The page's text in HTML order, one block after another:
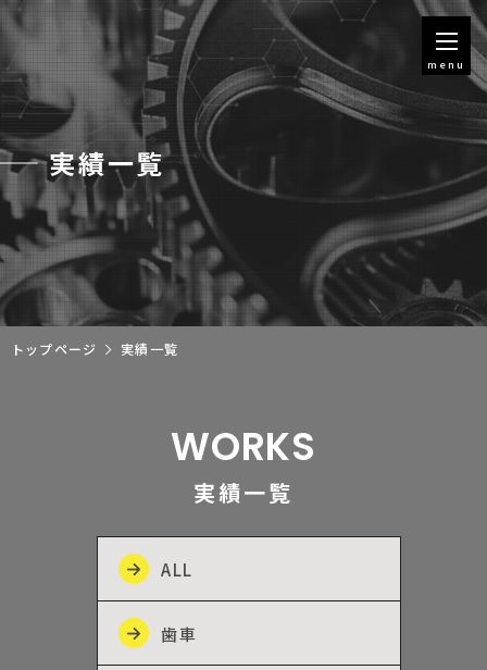
menu
実績一覧
トップページ 実績一覧
WORKS
実績一覧
ALL
歯車